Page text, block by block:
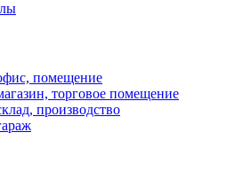
помещение
торговое помещение
производство